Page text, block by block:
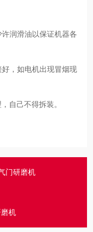
许润滑油以保证机器各
好，如电机出现冒烟现
自己不得拆装。
门研磨机
机